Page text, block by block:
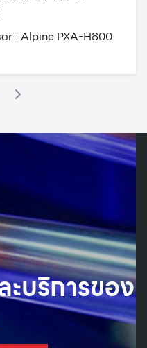
: Alpine PXA-H800
บริการของ